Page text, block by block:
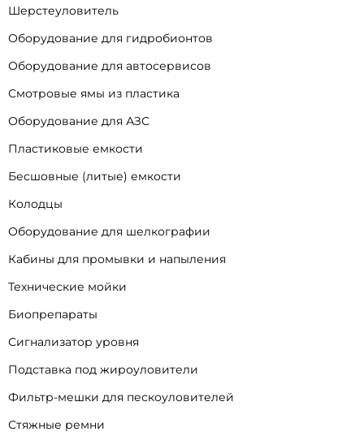
Шерстеуловитель
Оборудование для гидробионтов
Оборудование для автосервисов
Смотровые ямы из пластика
Оборудование для АЗС
Пластиковые емкости
Бесшовные (литые) емкости
Колодцы
Оборудование для шелкографии
Кабины для промывки и напыления
Технические мойки
Биопрепараты
Сигнализатор уровня
Подставка под жироуловители
Фильтр-мешки для пескоуловителей
Стяжные ремни